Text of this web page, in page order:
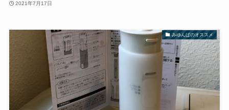
2021年7月17日
みゆんばのオススメ